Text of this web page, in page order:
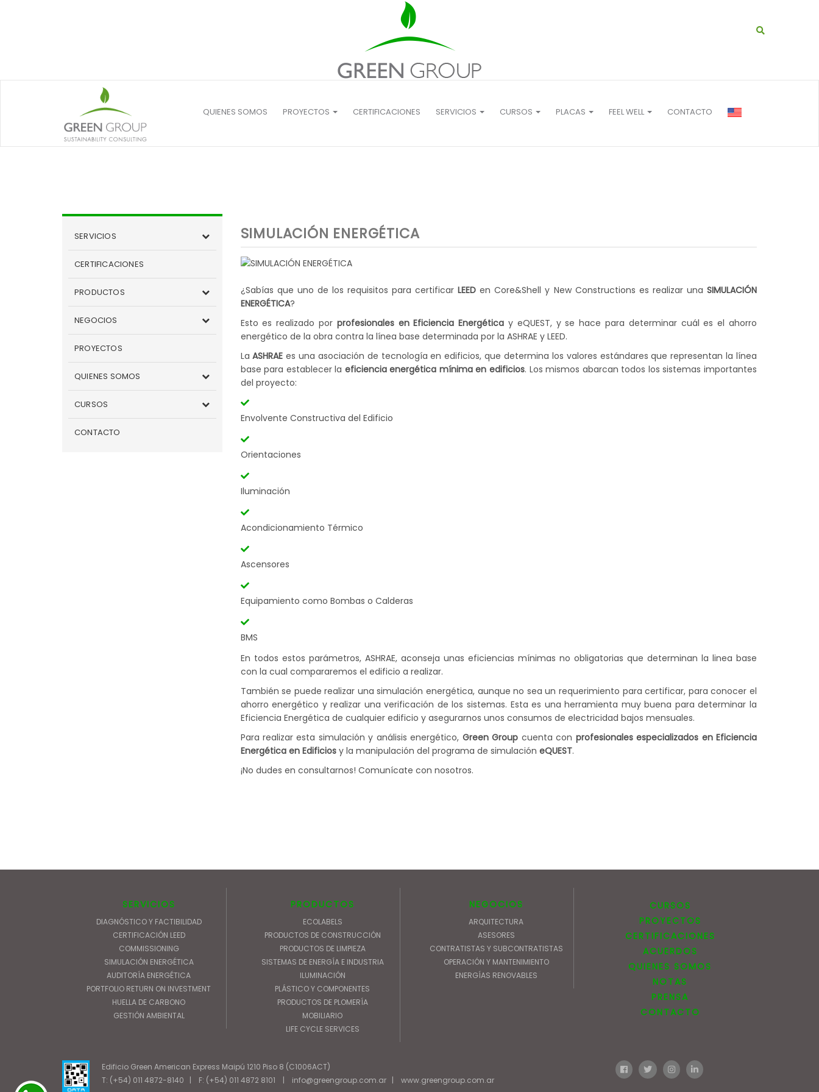
QUIENES SOMOS PROYECTOS CERTIFICACIONES SERVICIOS CURSOS PLACAS FEEL WELL CONTACTO
SERVICIOS
CERTIFICACIONES
PRODUCTOS
NEGOCIOS
PROYECTOS
QUIENES SOMOS
CURSOS
CONTACTO
SIMULACIÓN ENERGÉTICA
¿Sabías que uno de los requisitos para certificarLEED en Core&Shell y New Constructions es realizar unaSIMULACIÓN
ENERGÉTICA?
Esto es realizado por profesionales en Eficiencia Energética y eQUEST, y se hace para determinar cuál es el ahorro
energético de la obra contra la línea base determinada por la ASHRAE y LEED.
LaASHRAE es una asociación de tecnología en edificios, que determina los valores estándares que representan la línea
base para establecer la eficiencia energética mínima en edificios. Los mismos abarcan todos los sistemas importantes
del proyecto:
Envolvente Constructiva del Edificio
Orientaciones
Iluminación
Acondicionamiento Térmico
Ascensores
Equipamiento como Bombas o Calderas
BMS
En todos estos parámetros, ASHRAE, aconseja unas eficiencias mínimas no obligatorias que determinan la linea base
con la cual compararemos el edificio a realizar.
También se puede realizar una simulación energética, aunque no sea un requerimiento para certificar, para conocer el
ahorro energético y realizar una verificación de los sistemas. Esta es una herramienta muy buena para determinar la
Eficiencia Energética de cualquier edificio y asegurarnos unos consumos de electricidad bajos mensuales.
Para realizar esta simulación y análisis energético, GreenGroup cuenta con profesionales especializados en Eficiencia
Energética en Edificiosy la manipulación del programa de simulación eQUEST.
¡No dudes en consultarnos! Comunícate con nosotros.
SERVICIOS
DIAGNÓSTICO Y FACTIBILIDAD
CERTIFICACIÓN LEED
COMMISSIONING
SIMULACIÓN ENERGÉTICA
AUDITORÍA ENERGÉTICA
PORTFOLIO RETURN ON INVESTMENT
HUELLA DE CARBONO
GESTIÓN AMBIENTAL
PRODUCTOS
ECOLABELS
PRODUCTOS DE CONSTRUCCIÓN
PRODUCTOS DE LIMPIEZA
SISTEMAS DE ENERGÍA E INDUSTRIA
ILUMINACIÓN
PLÁSTICO Y COMPONENTES
PRODUCTOS DE PLOMERÍA
MOBILIARIO
LIFE CYCLE SERVICES
NEGOCIOS
ARQUITECTURA
ASESORES
CONTRATISTAS Y SUBCONTRATISTAS
OPERACIÓN Y MANTENIMIENTO
ENERGÍAS RENOVABLES
CURSOS
PROYECTOS
CERTIFICACIONES
ACUERDOS
QUIENES SOMOS
NOTAS
PRENSA
CONTACTO
Edificio Green American Express Maipú 1210 Piso 8 (C1006ACT)
T: (+54) 011 4872-8140
| F: (+54) 011 4872 8101 | info@greengroup.com.ar | www.greengroup.com.ar